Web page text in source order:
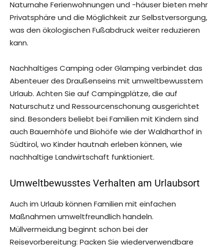
Naturnahe Ferienwohnungen und -häuser bieten mehr
Privatsphäre und die Möglichkeit zur Selbstversorgung,
was den ökologischen Fußabdruck weiter reduzieren
kann.
Nachhaltiges Camping oder Glamping verbindet das
Abenteuer des Draußenseins mit umweltbewusstem
Urlaub. Achten Sie auf Campingplätze, die auf
Naturschutz und Ressourcenschonung ausgerichtet
sind. Besonders beliebt bei Familien mit Kindern sind
auch Bauernhöfe und Biohöfe wie der Waldharthof in
Südtirol, wo Kinder hautnah erleben können, wie
nachhaltige Landwirtschaft funktioniert.
Umweltbewusstes Verhalten am Urlaubsort
Auch im Urlaub können Familien mit einfachen
Maßnahmen umweltfreundlich handeln.
Müllvermeidung beginnt schon bei der
Reisevorbereitung: Packen Sie wiederverwendbare